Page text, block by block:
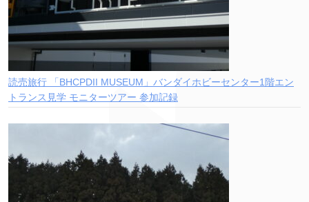
読売旅行 「BHCPDII MUSEUM」バンダイホビーセンター1階エン
トランス見学 モニターツアー 参加記録